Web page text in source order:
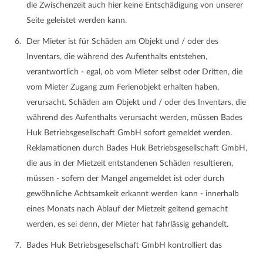
die Zwischenzeit auch hier keine Entschädigung von unserer
Seite geleistet werden kann.
Der Mieter ist für Schäden am Objekt und / oder des
Inventars, die während des Aufenthalts entstehen,
verantwortlich - egal, ob vom Mieter selbst oder Dritten, die
vom Mieter Zugang zum Ferienobjekt erhalten haben,
verursacht. Schäden am Objekt und / oder des Inventars, die
während des Aufenthalts verursacht werden, müssen Bades
Huk Betriebsgesellschaft GmbH sofort gemeldet werden.
Reklamationen durch Bades Huk Betriebsgesellschaft GmbH,
die aus in der Mietzeit entstandenen Schäden resultieren,
müssen - sofern der Mangel angemeldet ist oder durch
gewöhnliche Achtsamkeit erkannt werden kann - innerhalb
eines Monats nach Ablauf der Mietzeit geltend gemacht
werden, es sei denn, der Mieter hat fahrlässig gehandelt.
Bades Huk Betriebsgesellschaft GmbH kontrolliert das